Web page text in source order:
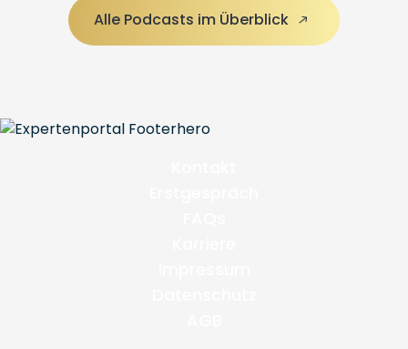
Alle Podcasts im Überblick